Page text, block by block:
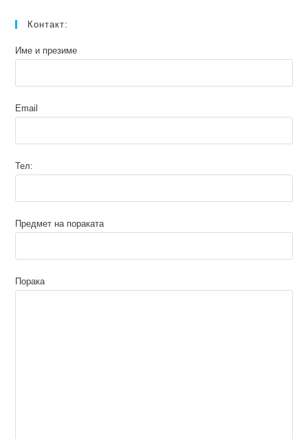
Контакт:
Име и презиме
Email
Тел:
Предмет на пораката
Порака